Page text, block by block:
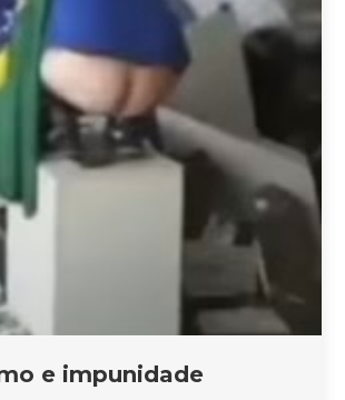
e impunidade